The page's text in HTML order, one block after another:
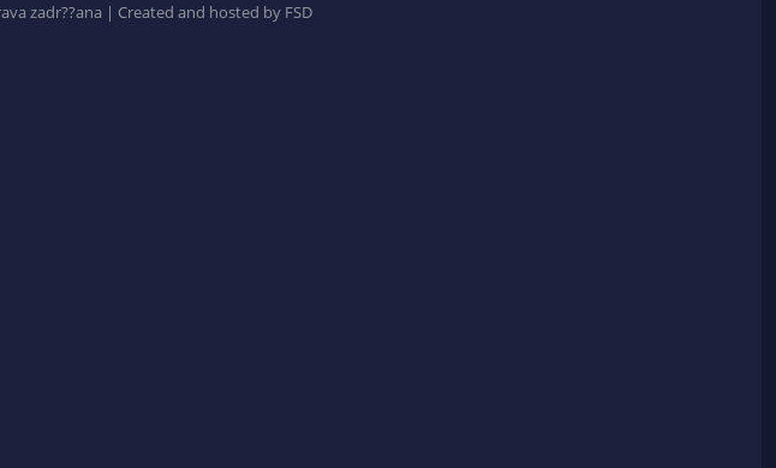
zadr??ana | Created and hosted by FSD